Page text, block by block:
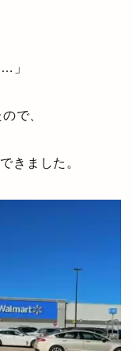
」
で、
きました。